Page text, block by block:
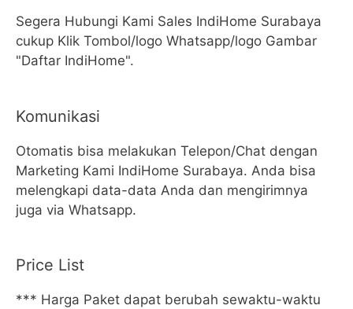
Segera Hubungi Kami Sales IndiHome Surabaya
cukup Klik Tombol/logo Whatsapp/logo Gambar
"Daftar IndiHome".
Komunikasi
Otomatis bisa melakukan Telepon/Chat dengan
Marketing Kami IndiHome Surabaya. Anda bisa
melengkapi data-data Anda dan mengirimnya
juga via Whatsapp.
Price List
*** Harga Paket dapat berubah sewaktu-waktu